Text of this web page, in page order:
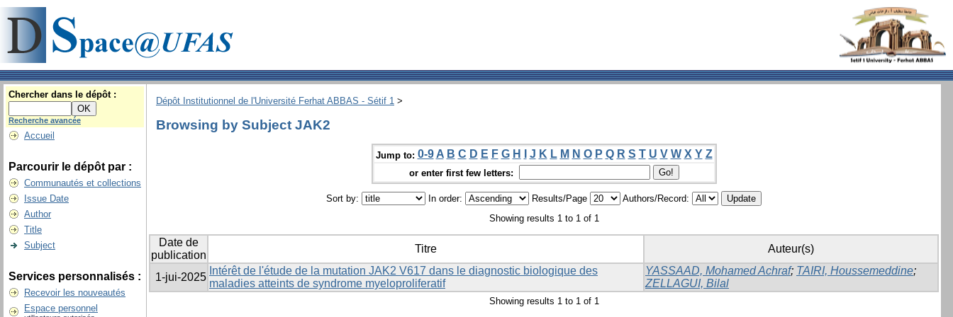
Chercher dans le dépôt :
Recherche avancée
Accueil
Parcourir le dépôt par :
Communautés et collections
Issue Date
Author
Title
Subject
Services personnalisés :
Recevoir les nouveautés
Espace personnel
Dépôt Institutionnel de l'Université Ferhat ABBAS - Sétif 1 >
Browsing by Subject JAK2
Jump to: 0-9 A B C D E F G H J K L M N O P Q R S T U V W X Y Z
or enter first few letters:
Sort by: In order: Results/Page
Authors/Record:
Showing results 1 to 1 of 1
Date de
publication
Titre Auteur(s)
1-jui-2025
Intérêt de l'étude de la mutation JAK2 V617 dans le diagnostic biologique des
maladies atteints de syndrome myeloproliferatif
YASSAAD, Mohamed Achraf; TAIRI, Houssemeddine;
ZELLAGUI, Bilal
Showing results 1 to 1 of 1